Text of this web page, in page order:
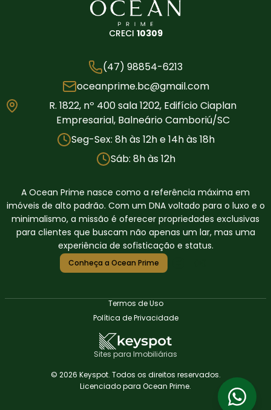
CRECI 10309
(47) 98854-6213
oceanprime.bc@gmail.com
R. 1822, nº 400 sala 1202, Edifício Ciaplan
Empresarial, Balneário Camboriú/SC
Seg-Sex: 8h às 12h e 14h às 18h
Sáb: 8h às 12h
A Ocean Prime nasce como a referência máxima em
imóveis de alto padrão. Com um DNA voltado para o luxo e o
minimalismo, a missão é oferecer propriedades exclusivas
para clientes que buscam não apenas um lar, mas uma
experiência de sofisticação e status.
Conheça a Ocean Prime
Termos de Uso
Política de Privacidade
Sites para Imobiliárias
© 2026 Keyspot. Todos os direitos reservados.
Licenciado para Ocean Prime.